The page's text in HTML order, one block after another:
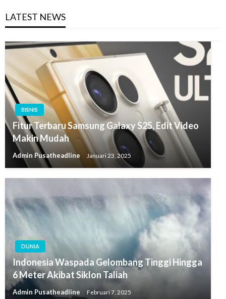
LATEST NEWS
BISNIS
Fitur Terbaru Samsung Galaxy S25, Edit Video
Makin Mudah
Admin Pusatheadline Januari 23, 2025
DUNIA
Indonesia Waspada Gelombang Tinggi Hingga
6 Meter Akibat Siklon Taliah
Admin Pusatheadline Februari 7, 2025